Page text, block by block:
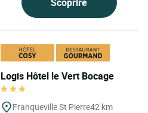
Logis Hôtel le Vert Bocage
Franqueville St Pierre42 km